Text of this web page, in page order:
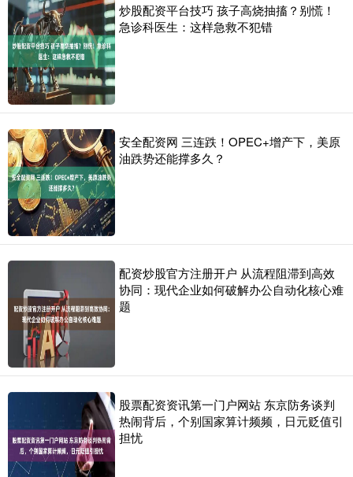
炒股配资平台技巧 孩子高烧抽搐？别慌！
急诊科医生：这样急救不犯错
安全配资网 三连跌！OPEC+增产下，美原
油跌势还能撑多久？
配资炒股官方注册开户 从流程阻滞到高效
协同：现代企业如何破解办公自动化核心难
题
股票配资资讯第一门户网站 东京防务谈判
热闹背后，个别国家算计频频，日元贬值引
担忧